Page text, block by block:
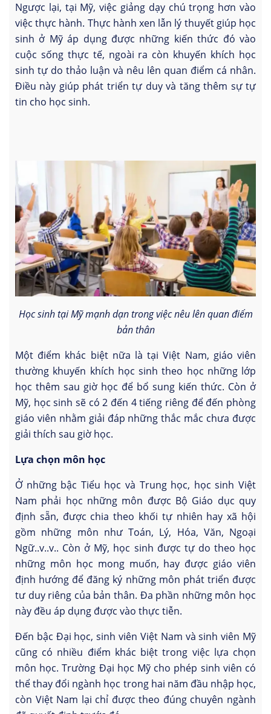
Ngược lại, tại Mỹ, việc giảng dạy chú trọng hơn vào
việc thực hành. Thực hành xen lẫn lý thuyết giúp học
sinh ở Mỹ áp dụng được những kiến thức đó vào
cuộc sống thực tế, ngoài ra còn khuyến khích học
sinh tự do thảo luận và nêu lên quan điểm cá nhân.
Điều này giúp phát triển tự duy và tăng thêm sự tự
tin cho học sinh.
Học sinh tại Mỹ mạnh dạn trong việc nêu lên quan điểm
bản thân
Một điểm khác biệt nữa là tại Việt Nam, giáo viên
thường khuyến khích học sinh theo học những lớp
học thêm sau giờ học để bổ sung kiến thức. Còn ở
Mỹ, học sinh sẽ có 2 đến 4 tiếng riêng để đến phòng
giáo viên nhằm giải đáp những thắc mắc chưa được
giải thích sau giờ học.
Lựa chọn môn học
Ở những bậc Tiểu học và Trung học, học sinh Việt
Nam phải học những môn được Bộ Giáo dục quy
định sẵn, được chia theo khối tự nhiên hay xã hội
gồm những môn như Toán, Lý, Hóa, Văn, Ngoại
Ngữ..v..v.. Còn ở Mỹ, học sinh được tự do theo học
những môn học mong muốn, hay được giáo viên
định hướng để đăng ký những môn phát triển được
tư duy riêng của bản thân. Đa phần những môn học
này đều áp dụng được vào thực tiễn.
Đến bậc Đại học, sinh viên Việt Nam và sinh viên Mỹ
cũng có nhiều điểm khác biệt trong việc lựa chọn
môn học. Trường Đại học Mỹ cho phép sinh viên có
thể thay đổi ngành học trong hai năm đầu nhập học,
còn Việt Nam lại chỉ được theo đúng chuyên ngành